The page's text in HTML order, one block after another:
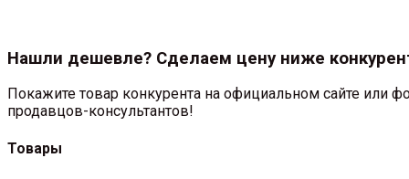
Нашли дешевле? Сделаем цену ниже
Покажите товар конкурента на официальном сайте или
продавцов-консультантов!
Товары